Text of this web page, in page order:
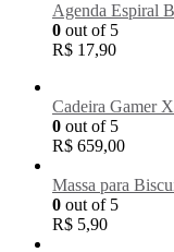
Agenda Espiral
0 out of 5
R$ 17,90
Cadeira Gamer
0 out of 5
R$ 659,00
Massa para
0 out of 5
R$ 5,90